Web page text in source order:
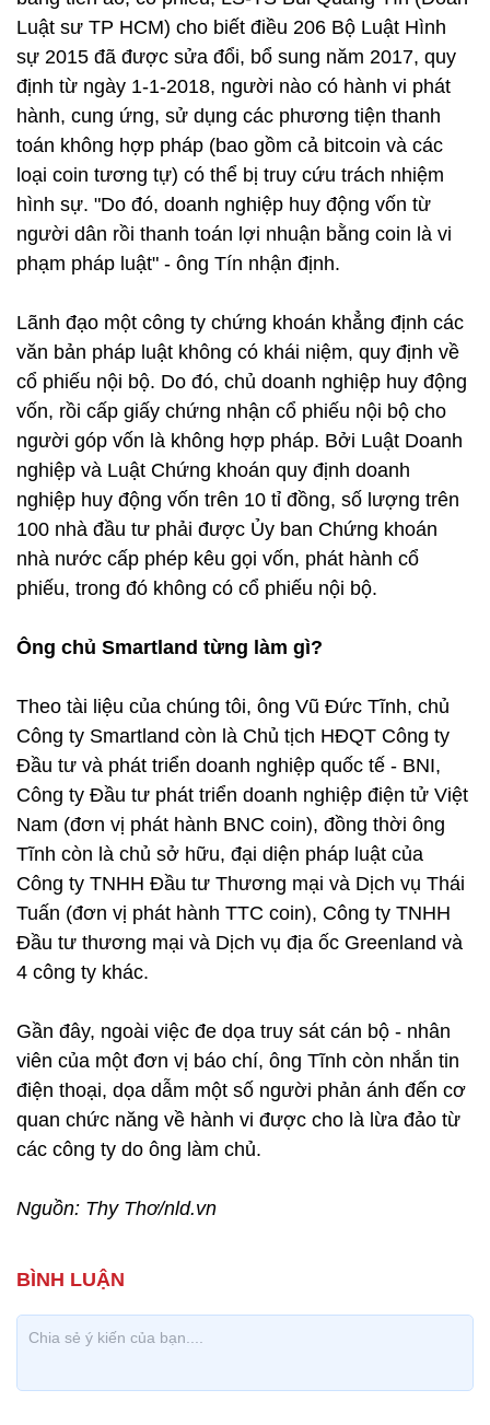
Luật sư TP HCM) cho biết điều 206 Bộ Luật Hình
sự 2015 đã được sửa đổi, bổ sung năm 2017, quy
định từ ngày 1-1-2018, người nào có hành vi phát
hành, cung ứng, sử dụng các phương tiện thanh
toán không hợp pháp (bao gồm cả bitcoin và các
loại coin tương tự) có thể bị truy cứu trách nhiệm
hình sự. "Do đó, doanh nghiệp huy động vốn từ
người dân rồi thanh toán lợi nhuận bằng coin là vi
phạm pháp luật" - ông Tín nhận định.
Lãnh đạo một công ty chứng khoán khẳng định các
văn bản pháp luật không có khái niệm, quy định về
cổ phiếu nội bộ. Do đó, chủ doanh nghiệp huy động
vốn, rồi cấp giấy chứng nhận cổ phiếu nội bộ cho
người góp vốn là không hợp pháp. Bởi Luật Doanh
nghiệp và Luật Chứng khoán quy định doanh
nghiệp huy động vốn trên 10 tỉ đồng, số lượng trên
100 nhà đầu tư phải được Ủy ban Chứng khoán
nhà nước cấp phép kêu gọi vốn, phát hành cổ
phiếu, trong đó không có cổ phiếu nội bộ.
Ông chủ Smartland từng làm gì?
Theo tài liệu của chúng tôi, ông Vũ Đức Tĩnh, chủ
Công ty Smartland còn là Chủ tịch HĐQT Công ty
Đầu tư và phát triển doanh nghiệp quốc tế - BNI,
Công ty Đầu tư phát triển doanh nghiệp điện tử Việt
Nam (đơn vị phát hành BNC coin), đồng thời ông
Tĩnh còn là chủ sở hữu, đại diện pháp luật của
Công ty TNHH Đầu tư Thương mại và Dịch vụ Thái
Tuấn (đơn vị phát hành TTC coin), Công ty TNHH
Đầu tư thương mại và Dịch vụ địa ốc Greenland và
4 công ty khác.
Gần đây, ngoài việc đe dọa truy sát cán bộ - nhân
viên của một đơn vị báo chí, ông Tĩnh còn nhắn tin
điện thoại, dọa dẫm một số người phản ánh đến cơ
quan chức năng về hành vi được cho là lừa đảo từ
các công ty do ông làm chủ.
Nguồn: Thy Thơ/nld.vn